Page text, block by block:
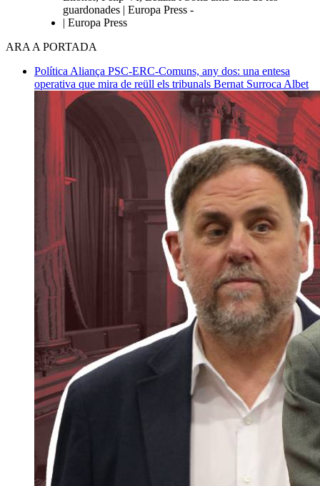
guardonades | Europa Press -
| Europa Press
ARA A PORTADA
Política Aliança PSC-ERC-Comuns, any dos: una entesa
operativa que mira de reüll els tribunals Bernat Surroca Albet